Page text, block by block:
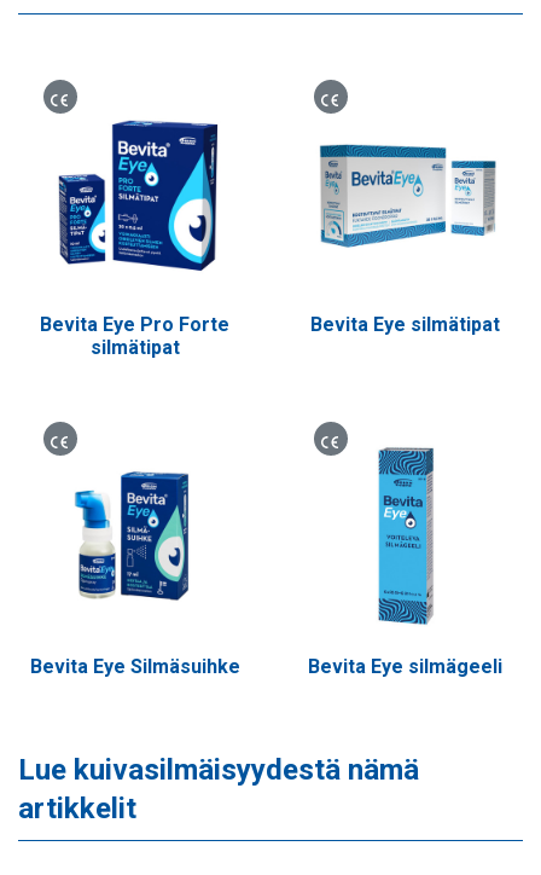
Lääkinnällinen laite
Bevita Eye Pro Forte
silmätipat
Lääkinnällinen laite
Bevita Eye silmätipat
Lääkinnällinen laite
Bevita Eye Silmäsuihke
Lääkinnällinen laite
Bevita Eye silmägeeli
Lue kuivasilmäisyydestä nämä
artikkelit